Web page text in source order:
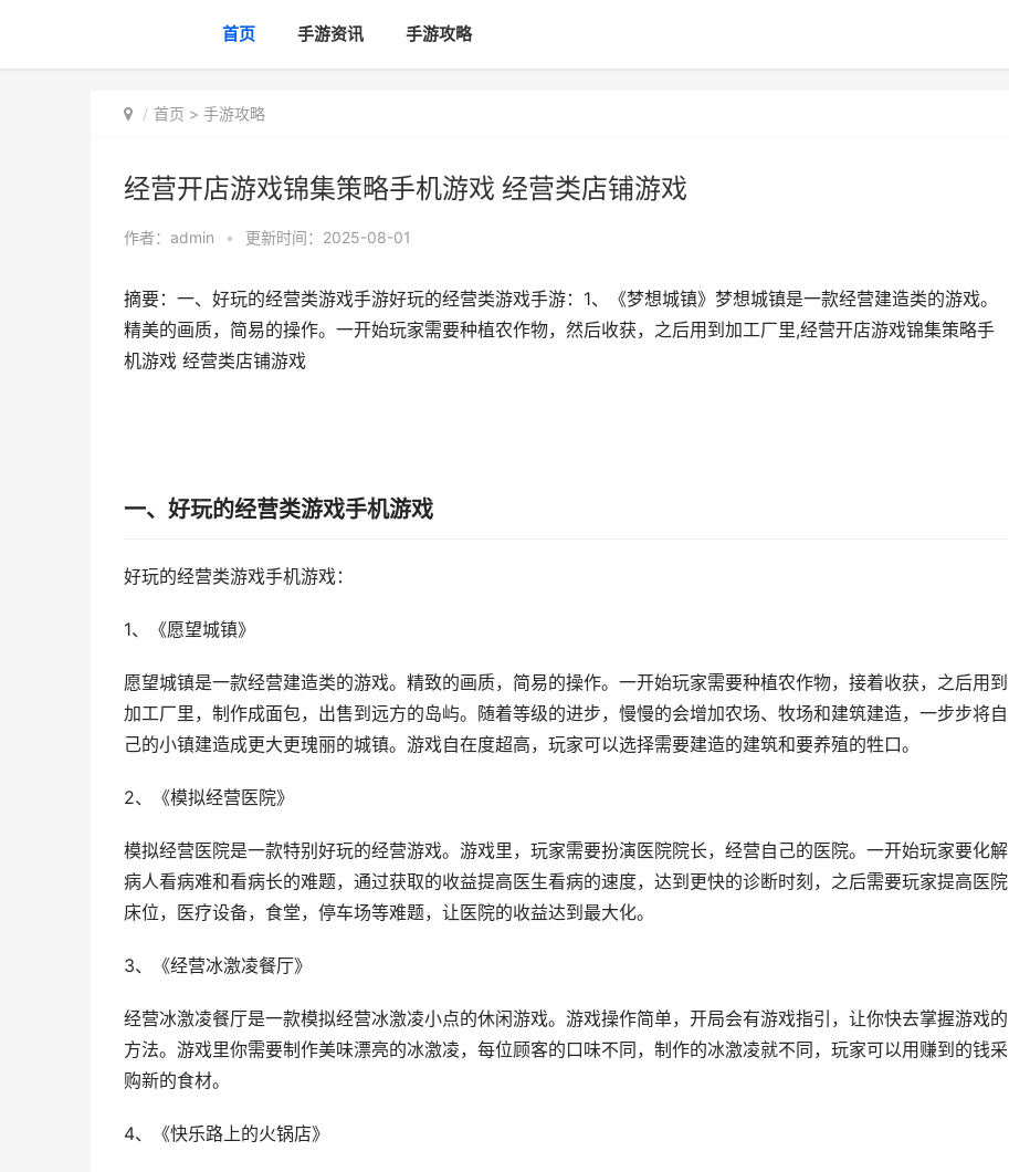
首页 手游资讯 手游攻略
首页 > 手游攻略
经营开店游戏锦集策略手机游戏 经营类店铺游戏
作者： admin • 更新时间：2025-08-01
摘要：一、好玩的经营类游戏手游好玩的经营类游戏手游：1、《梦想城镇》梦想城镇是一款经营建造类的游戏。
精美的画质，简易的操作。一开始玩家需要种植农作物，然后收获，之后用到加工厂里,经营开店游戏锦集策略手
机游戏 经营类店铺游戏
一、好玩的经营类游戏手机游戏
好玩的经营类游戏手机游戏：
1、《愿望城镇》
愿望城镇是一款经营建造类的游戏。精致的画质，简易的操作。一开始玩家需要种植农作物，接着收获，之后用到
加工厂里，制作成面包，出售到远方的岛屿。随着等级的进步，慢慢的会增加农场、牧场和建筑建造，一步步将自
己的小镇建造成更大更瑰丽的城镇。游戏自在度超高，玩家可以选择需要建造的建筑和要养殖的牲口。
2、《模拟经营医院》
模拟经营医院是一款特别好玩的经营游戏。游戏里，玩家需要扮演医院院长，经营自己的医院。一开始玩家要化解
病人看病难和看病长的难题，通过获取的收益提高医生看病的速度，达到更快的诊断时刻，之后需要玩家提高医院
床位，医疗设备，食堂，停车场等难题，让医院的收益达到最大化。
3、《经营冰激凌餐厅》
经营冰激凌餐厅是一款模拟经营冰激凌小点的休闲游戏。游戏操作简单，开局会有游戏指引，让你快去掌握游戏的
方法。游戏里你需要制作美味漂亮的冰激凌，每位顾客的口味不同，制作的冰激凌就不同，玩家可以用赚到的钱采
购新的食材。
4、《快乐路上的火锅店》